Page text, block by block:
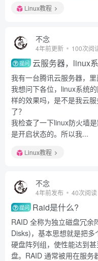
Linux教程
不念
4年前更新 100次阅
提问 云服务器，linux
我有一台腾讯云服务器，里
我想问下各位，linux系统
样的效果吗，是不是我云
了？
我检查了一下linux防火墙
是开启状态的。所以我...
Linux教程
不念
4年前发布 40次阅读
提问 Raid是什么?
RAID 全称为独立磁盘冗
Disks)，基本思想就是把
硬盘阵列组，使性能达到
盘。RAID 通常被用在服务